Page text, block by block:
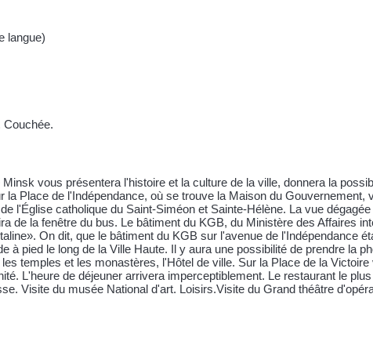
langue)
Couchée.
vous présentera l'histoire et la culture de la ville, donnera la
Place de l'Indépendance, où se trouve la Maison du Gouvernement,
l'Église catholique du Saint-Siméon et Sainte-Hélène. La vue
de la fenêtre du bus. Le bâtiment du KGB, du Ministère des Affaires
On dit, que le bâtiment du KGB sur l'avenue de l'Indépendance
pied le long de la Ville Haute. Il y aura une possibilité de prendre la
temples et les monastères, l'Hôtel de ville. Sur la Place de la
L'heure de déjeuner arrivera imperceptiblement. Le restaurant le
Visite du musée National d'art. Loisirs.Visite du Grand théâtre